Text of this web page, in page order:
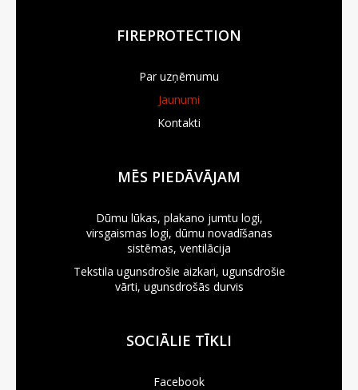
FIREPROTECTION
Par uzņēmumu
Jaunumi
Kontakti
MĒS PIEDĀVĀJAM
Dūmu lūkas, plakano jumtu logi,
virsgaismas logi, dūmu novadīšanas
sistēmas, ventilācija
Tekstila ugunsdrošie aizkari, ugunsdrošie
vārti, ugunsdrošās durvis
SOCIĀLIE TĪKLI
Facebook